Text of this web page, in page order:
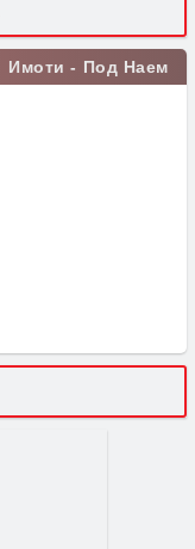
Имоти - Под Наем